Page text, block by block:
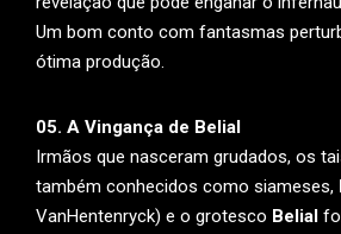
Um bom conto com fantasmas
ótima produção.
05. A Vingança de Belial
Irmãos que nasceram grudados, os
também conhecidos como siameses,
VanHentenryck) e o grotesco Belial